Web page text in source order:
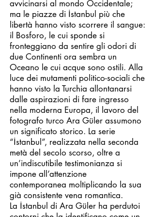
avvicinarsi al mondo Occidentale;
ma le piazze di İstanbul più che
libertà hanno visto scorrere il sangue:
il Bosforo, le cui sponde si
fronteggiano da sentire gli odori di
due Continenti ora sembra un
Oceano le cui acque sono ostili. Alla
luce dei mutamenti politico-sociali che
hanno visto la Turchia allontanarsi
dalle aspirazioni di fare ingresso
nella moderna Europa, il lavoro del
fotografo turco Ara Güler assumono
un significato storico. La serie
“İstanbul”, realizzata nella seconda
metà del secolo scorso, oltre a
un’indiscutibile testimonianza si
impone all’attenzione
contemporanea moltiplicando la sua
già consistente vena romantica.
La İstanbul di Ara Güler ha perdutoi